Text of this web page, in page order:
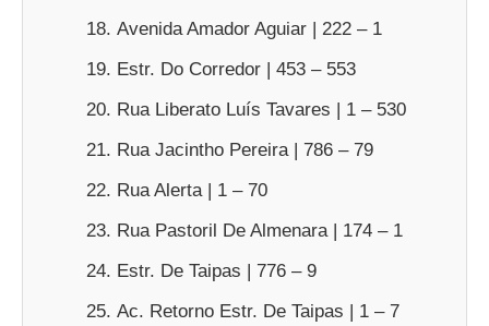
Avenida Amador Aguiar | 222 – 1
Estr. Do Corredor | 453 – 553
Rua Liberato Luís Tavares | 1 – 530
Rua Jacintho Pereira | 786 – 79
Rua Alerta | 1 – 70
Rua Pastoril De Almenara | 174 – 1
Estr. De Taipas | 776 – 9
Ac. Retorno Estr. De Taipas | 1 – 7